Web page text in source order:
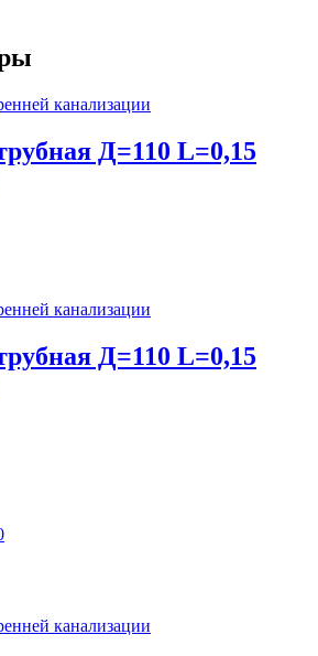
канализации
Д=110 L=0,15
канализации
Д=110 L=0,15
канализации